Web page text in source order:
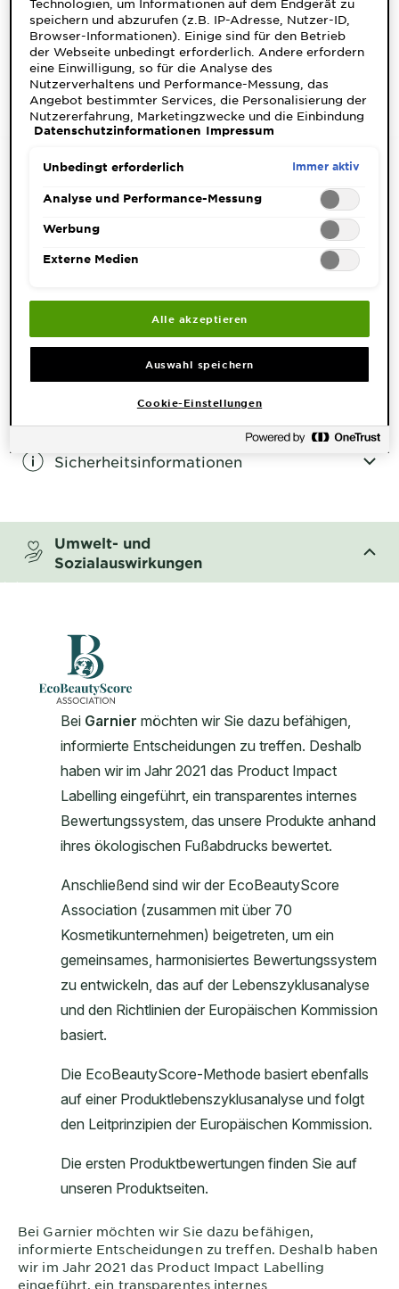
Eco
Beauty
Score
Glycerin, Hyaluronsäure und Menthol und fördert
einen frischen und gestrafften Look der Haut. Dank
des Cooling-Effekts wird die Gesichtshaut mit der
gelartigen Tuchmaske um bis zu 7°C heruntergekühlt
und mit Feuchtigkeit versorgt. Anzeichen von
Müdigkeit werden so sichtbar gemildert.
MEHR ANZEIGEN
GRÖSSE 27G
JETZT KAUFEN
Produktinfo
Sicherheitsinformationen
Umwelt- und
Sozialauswirkungen
Bei Garnier möchten wir Sie dazu befähigen,
informierte Entscheidungen zu treffen. Deshalb haben
wir im Jahr 2021 das Product Impact Labelling
eingeführt, ein transparentes internes
Technologien, um Informationen auf dem Endgerät zu
speichern und abzurufen (z.B. IP-Adresse, Nutzer-ID,
Browser-Informationen). Einige sind für den Betrieb
der Webseite unbedingt erforderlich. Andere erfordern
eine Einwilligung, so für die Analyse des
Nutzerverhaltens und Performance-Messung, das
Angebot bestimmter Services, die Personalisierung der
Nutzererfahrung, Marketingzwecke und die Einbindung
externer Medien. Nicht unbedingt erforderliche Cookies
abgelehnt ("Ohne Einwilligung fortfahren")
sind ebenfalls möglich und speicherbar ("Auswahl
speichern"). Die Auswahl kann jederzeit unter dem Link
"Cookie-Einstellungen" angepasst werden. Für weitere
Informationen s. unsere Datenschutzinformationen.
Datenschutzinformationen Impressum
Unbedingt erforderlich Immer aktiv
Analyse und Performance-Messung
Werbung
Externe Medien
Alle akzeptieren
Auswahl speichern
Cookie-Einstellungen